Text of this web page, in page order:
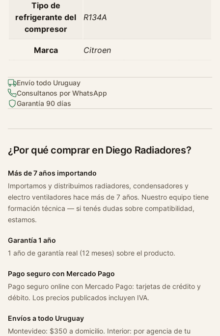
n
3
S
x
e
u
c
i
o
n
2
0
c
a
n
i
d
Tipo de
refrigerante del
compresor
R134A
Marca Citroen
Envío todo Uruguay
Consultanos por WhatsApp
Garantía 90 días
¿Por qué comprar en Diego Radiadores?
Más de 7 años importando
Importamos y distribuimos radiadores, condensadores y
electro ventiladores hace más de 7 años. Nuestro equipo tiene
formación técnica — si tenés dudas sobre compatibilidad,
estamos.
Garantía 1 año
1 año de garantía real (12 meses) sobre el producto.
Pago seguro con Mercado Pago
Pago seguro online con Mercado Pago: tarjetas de crédito y
débito. Los precios publicados incluyen IVA.
Envíos a todo Uruguay
Montevideo: $350 a domicilio. Interior: por agencia de tu